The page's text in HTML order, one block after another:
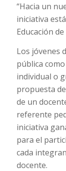
“Hacia un
iniciativa
Educación
Los jóvenes
pública
individual o
propuesta
de un
referente
iniciativa
para el
cada
docente.